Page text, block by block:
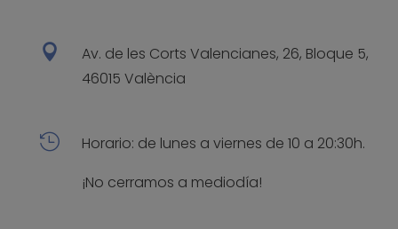

Av. de les Corts Valencianes, 26, Bloque 5,
46015 València

Horario: de lunes a viernes de 10 a 20:30h.
¡No cerramos a mediodía!